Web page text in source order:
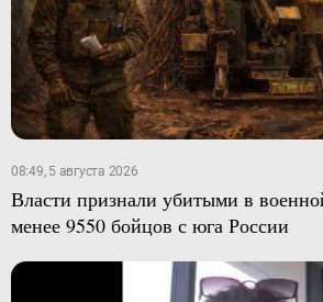
08:49, 5 августа 2026
Власти признали убитыми в
менее 9550 бойцов с юга России